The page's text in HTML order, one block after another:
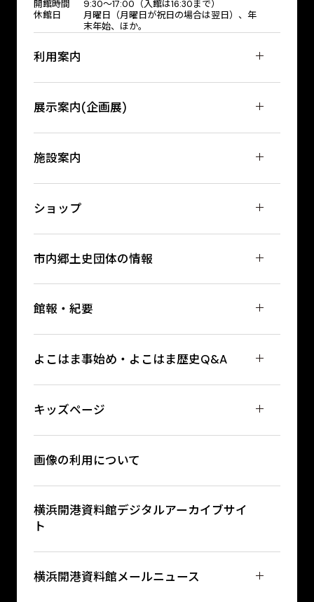
開館時間
9:30〜17:00（入館は16:30まで）
休館日
月曜日（月曜日が祝日の場合は翌日）、年
末年始、ほか。
利用案内
展示案内(企画展)
施設案内
ショップ
市内郷土史団体の情報
館報・紀要
よこはま事始め・よこはま歴史Q&A
キッズページ
画像の利用について
横浜開港資料館デジタルアーカイブサイ
ト
横浜開港資料館メールニュース